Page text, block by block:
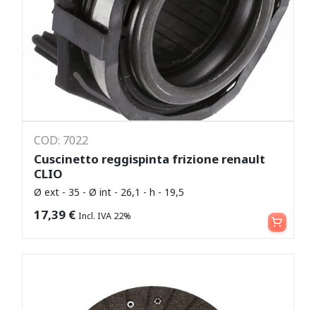
COD: 7022
Cuscinetto reggispinta frizione renault
CLIO
Ø ext - 35 - Ø int - 26,1 - h - 19,5
17,39 € Incl. IVA 22% Aggiungi al carrello